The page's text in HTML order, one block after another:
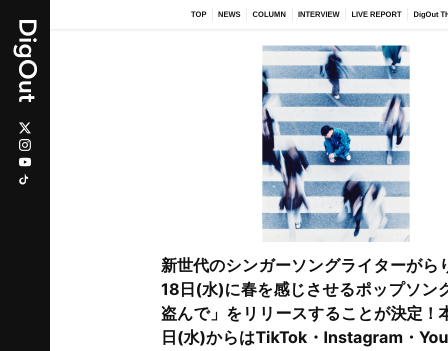
TOP NEWS COLUMN INTERVIEW LIVE REPORT DigOut
新世代のシンガーソングライターがら
18日(水)に春を感じさせるポップソン
盗んで」をリリースすることが決定！
日(水)からはTikTok・Instagram・